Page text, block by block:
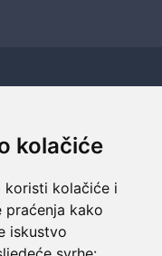
kolačiće
koristi kolačiće i
praćenja kako
iskustvo